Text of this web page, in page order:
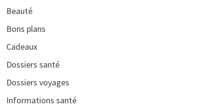
Beauté
Bons plans
Cadeaux
Dossiers santé
Dossiers voyages
Informations santé